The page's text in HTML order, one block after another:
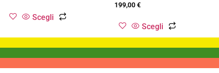
Scegli
199,00€
Scegli